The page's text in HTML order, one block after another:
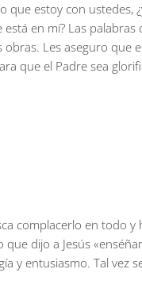
que estoy con ustedes,
en mí? Las
Les aseguro que
que el Padre sea
complacerlo en todo
dijo a Jesús
y entusiasmo. Tal vez